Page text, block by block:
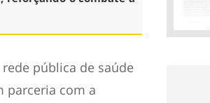
pública de saúde
parceria com a